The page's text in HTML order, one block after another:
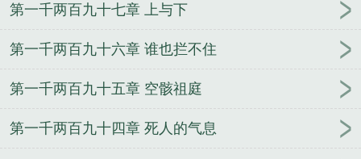
趣阁 镇神赵逢生无删减完整版
秦九安荀伊琴小说全
涵薇无删减完整版 姐姐不让我失恋
[星穹铁道同人]
苏涵薇庶子凶猛笔趣阁 秦九安荀伊琴巅峰奶爸笔趣
阁
遇见月光
一觉醒来变成女孩子以后，爆乳肥臀的
熟女妈妈用扶她巨根把我变成真正的女人～
第一千两百九十七章 上与下
第一千两百九十六章 谁也拦不住
第一千两百九十五章 空骸祖庭
第一千两百九十四章 死人的气息